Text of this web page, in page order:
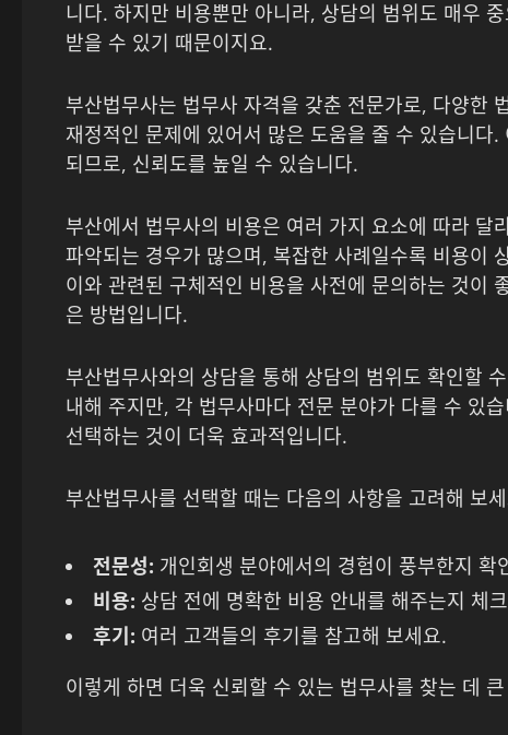
니다. 하지만 비용뿐만 아니라, 상담의 범위도 매우
받을 수 있기 때문이지요.
부산법무사는 법무사 자격을 갖춘 전문가로, 다양한
재정적인 문제에 있어서 많은 도움을 줄 수 있습니
되므로, 신뢰도를 높일 수 있습니다.
부산에서 법무사의 비용은 여러 가지 요소에 따라
파악되는 경우가 많으며, 복잡한 사례일수록 비용이
이와 관련된 구체적인 비용을 사전에 문의하는 것이
은 방법입니다.
부산법무사와의 상담을 통해 상담의 범위도 확인할
내해 주지만, 각 법무사마다 전문 분야가 다를 수 있
선택하는 것이 더욱 효과적입니다.
부산법무사를 선택할 때는 다음의 사항을 고려해 보
전문성: 개인회생 분야에서의 경험이 풍부한지 확
비용: 상담 전에 명확한 비용 안내를 해주는지 체
후기: 여러 고객들의 후기를 참고해 보세요.
이렇게 하면 더욱 신뢰할 수 있는 법무사를 찾는 데